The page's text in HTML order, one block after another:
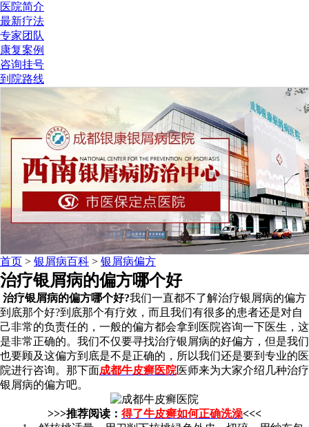
医院简介
最新疗法
专家团队
康复案例
咨询挂号
到院路线
首页 > 银屑病百科 > 银屑病偏方
治疗银屑病的偏方哪个好
治疗银屑病的偏方哪个好?我们一直都不了解治疗银屑病的偏方
到底那个好?到底那个有疗效，而且我们有很多的患者还是对自
己非常的负责任的，一般的偏方都会拿到医院咨询一下医生，这
是非常正确的。我们不仅要寻找治疗银屑病的好偏方，但是我们
也要顾及这偏方到底是不是正确的，所以我们还是要到专业的医
院进行咨询。那下面成都牛皮癣医院医师来为大家介绍几种治疗
银屑病的偏方吧。
>>>推荐阅读： 得了牛皮癣如何正确洗澡<<<